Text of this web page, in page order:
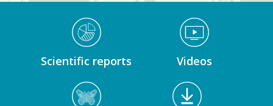
Médiathèque Footer
Scientific reports Videos